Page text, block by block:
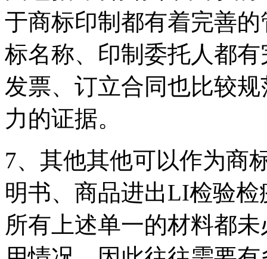
于商标印制都有着完善
标名称、印制委托人都
发票、订立合同也比较
力的证据。
7、其他其他可以作为商
明书、商品进出LI检验
所有上述单一的材料都